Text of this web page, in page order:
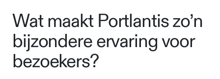
Wat maakt Portlantis zo’n
bijzondere ervaring voor
bezoekers?